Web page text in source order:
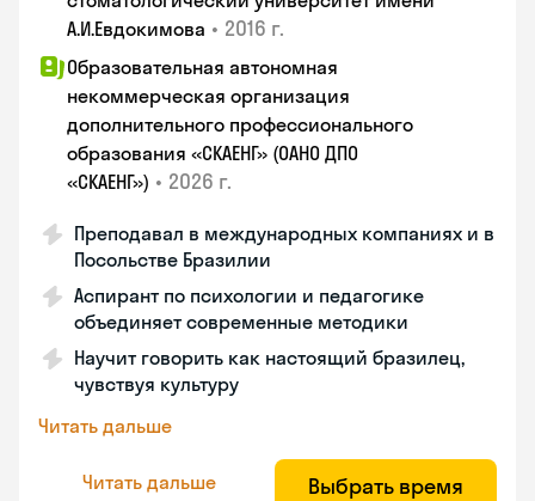
А.И.Евдокимова • 2016 г.
Образовательная автономная
некоммерческая организация
дополнительного профессионального
образования «СКАЕНГ» (ОАНО ДПО
«СКАЕНГ») • 2026 г.
Преподавал в международных компаниях и в
Посольстве Бразилии
Аспирант по психологии и педагогике
объединяет современные методики
Научит говорить как настоящий бразилец,
чувствуя культуру
Читать дальше
Читать дальше Выбрать время